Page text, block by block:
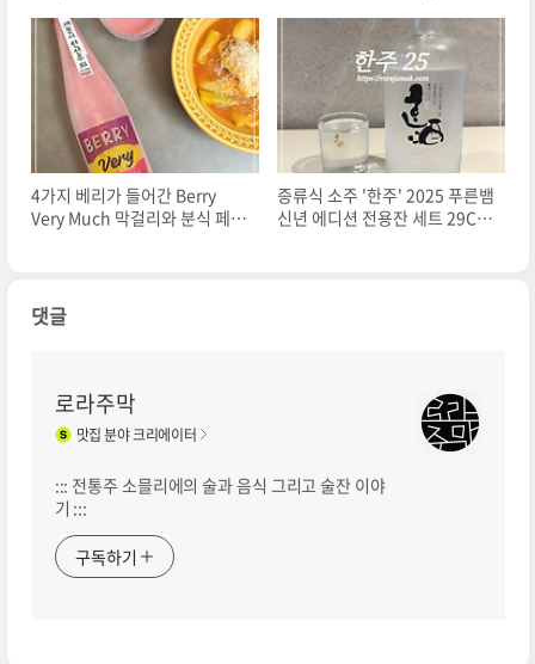
4가지 베리가 들어간 Berry
Very Much 막걸리와 분식 페어
증류식 소주 '한주' 2025 푸른뱀
신년 에디션 전용잔 세트 29CM
댓글
로라주막
맛집분야 크리에이터
::: 전통주 소믈리에의 술과 음식 그리고 술잔 이야
기 :::
구독하기